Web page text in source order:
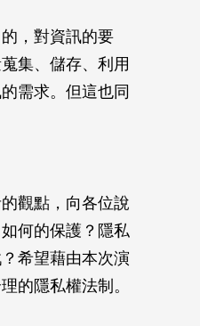
，對資訊的要
集、儲存、利用
需求。但這也同
觀點，向各位說
何的保護？隱私
希望藉由本次演
的隱私權法制。